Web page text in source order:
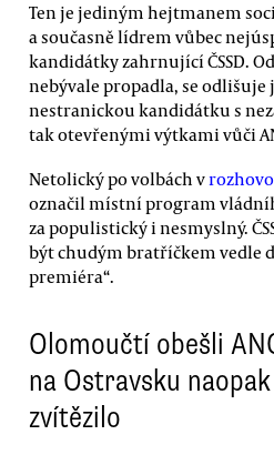
Ten je jediným hejtmanem
a současně lídrem vůbec
kandidátky zahrnující ČSSD.
nebývale propadla, se odlišuje
nestranickou kandidátku s
tak otevřenými výtkami vůči
Netolický po volbách v
označil místní program
za populistický i nesmyslný.
být chudým bratříčkem vedle
premiéra“.
Olomoučtí obešli
na Ostravsku
zvítězilo